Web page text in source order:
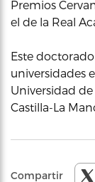
Premios
el de la Real
Este doctorado
universidades
Universidad
Castilla-La
Compartir